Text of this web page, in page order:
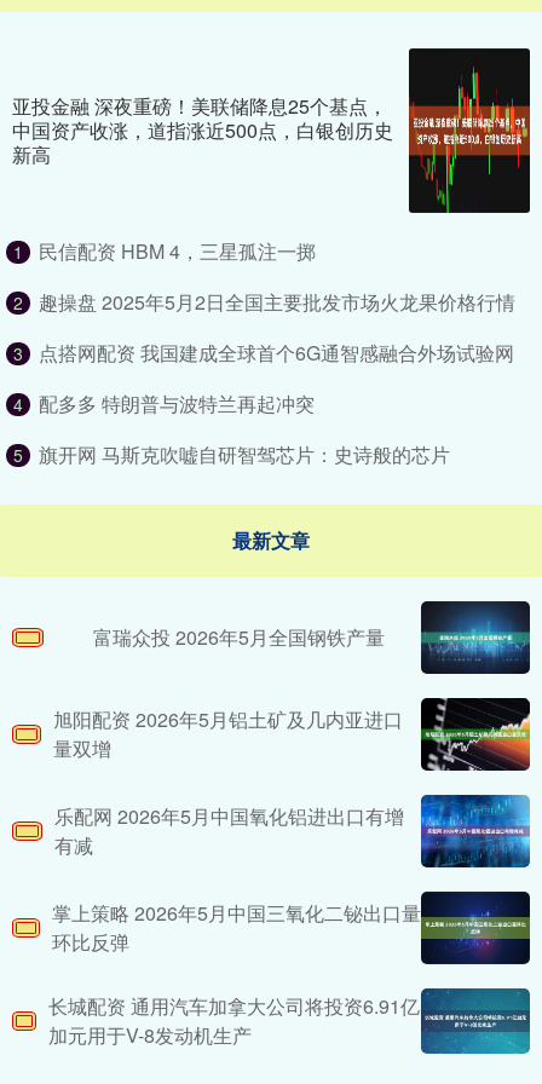
亚投金融 深夜重磅！美联储降息25个基点，
中国资产收涨，道指涨近500点，白银创历史
新高
1 民信配资 HBM 4，三星孤注一掷
2 趣操盘 2025年5月2日全国主要批发市场火龙果价格行情
3 点搭网配资 我国建成全球首个6G通智感融合外场试验网
4 配多多 特朗普与波特兰再起冲突
5 旗开网 马斯克吹嘘自研智驾芯片：史诗般的芯片
最新文章
富瑞众投 2026年5月全国钢铁产量
旭阳配资 2026年5月铝土矿及几内亚进口
量双增
乐配网 2026年5月中国氧化铝进出口有增
有减
掌上策略 2026年5月中国三氧化二铋出口量
环比反弹
长城配资 通用汽车加拿大公司将投资6.91亿
加元用于V-8发动机生产